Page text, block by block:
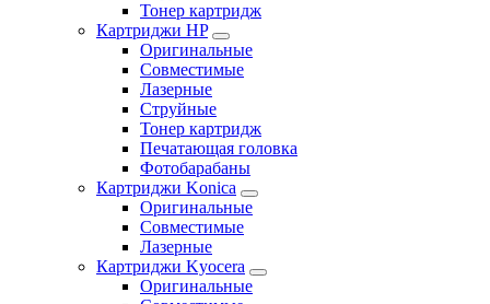
Тонер картридж
Картриджи HP
Оригинальные
Совместимые
Лазерные
Струйные
Тонер картридж
Печатающая головка
Фотобарабаны
Картриджи Konica
Оригинальные
Совместимые
Лазерные
Картриджи Kyocera
Оригинальные